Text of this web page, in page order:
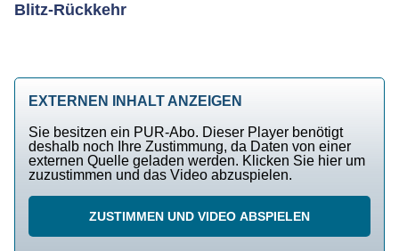
Blitz-Rückkehr
EXTERNEN INHALT ANZEIGEN
Sie besitzen ein PUR-Abo. Dieser Player benötigt
deshalb noch Ihre Zustimmung, da Daten von einer
externen Quelle geladen werden. Klicken Sie hier um
zuzustimmen und das Video abzuspielen.
ZUSTIMMEN UND VIDEO ABSPIELEN